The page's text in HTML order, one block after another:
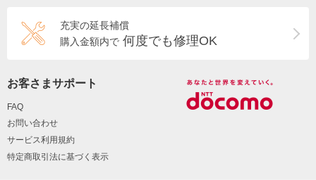
充実の延長補償
購入金額内で 何度でも修理OK
お客さまサポート
FAQ
お問い合わせ
サービス利用規約
特定商取引法に基づく表示